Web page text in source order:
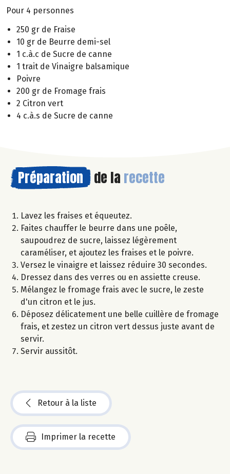
Pour 4 personnes
250 gr de Fraise
10 gr de Beurre demi-sel
1 c.à.c de Sucre de canne
1 trait de Vinaigre balsamique
Poivre
200 gr de Fromage frais
2 Citron vert
4 c.à.s de Sucre de canne
Préparation de la recette
Lavez les fraises et équeutez.
Faites chauffer le beurre dans une poêle,
saupoudrez de sucre, laissez légèrement
caraméliser, et ajoutez les fraises et le poivre.
Versez le vinaigre et laissez réduire 30 secondes.
Dressez dans des verres ou en assiette creuse.
Mélangez le fromage frais avec le sucre, le zeste
d'un citron et le jus.
Déposez délicatement une belle cuillère de fromage
frais, et zestez un citron vert dessus juste avant de
servir.
Servir aussitôt.
Retour à la liste
Imprimer la recette